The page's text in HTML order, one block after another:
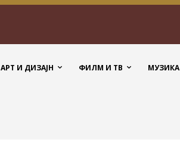
АРТ И ДИЗАЈН ФИЛМ И ТВ МУЗИКА